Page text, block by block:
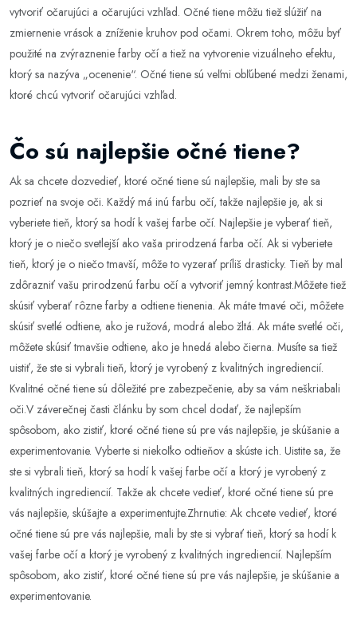
vytvoriť očarujúci a očarujúci vzhľad. Očné tiene môžu tiež slúžiť na
zmiernenie vrások a zníženie kruhov pod očami. Okrem toho, môžu byť
použité na zvýraznenie farby očí a tiež na vytvorenie vizuálneho efektu,
ktorý sa nazýva „ocenenie“. Očné tiene sú veľmi obľúbené medzi ženami,
ktoré chcú vytvoriť očarujúci vzhľad.
Čo sú najlepšie očné tiene?
Ak sa chcete dozvedieť, ktoré očné tiene sú najlepšie, mali by ste sa
pozrieť na svoje oči. Každý má inú farbu očí, takže najlepšie je, ak si
vyberiete tieň, ktorý sa hodí k vašej farbe očí. Najlepšie je vyberať tieň,
ktorý je o niečo svetlejší ako vaša prirodzená farba očí. Ak si vyberiete
tieň, ktorý je o niečo tmavší, môže to vyzerať príliš drasticky. Tieň by mal
zdôrazniť vašu prirodzenú farbu očí a vytvoriť jemný kontrast.Môžete tiež
skúsiť vyberať rôzne farby a odtiene tienenia. Ak máte tmavé oči, môžete
skúsiť svetlé odtiene, ako je ružová, modrá alebo žltá. Ak máte svetlé oči,
môžete skúsiť tmavšie odtiene, ako je hnedá alebo čierna. Musíte sa tiež
uistiť, že ste si vybrali tieň, ktorý je vyrobený z kvalitných ingrediencií.
Kvalitné očné tiene sú dôležité pre zabezpečenie, aby sa vám neškriabali
oči.V záverečnej časti článku by som chcel dodať, že najlepším
spôsobom, ako zistiť, ktoré očné tiene sú pre vás najlepšie, je skúšanie a
experimentovanie. Vyberte si niekoľko odtieňov a skúste ich. Uistite sa, že
ste si vybrali tieň, ktorý sa hodí k vašej farbe očí a ktorý je vyrobený z
kvalitných ingrediencií. Takže ak chcete vedieť, ktoré očné tiene sú pre
vás najlepšie, skúšajte a experimentujte.Zhrnutie: Ak chcete vedieť, ktoré
očné tiene sú pre vás najlepšie, mali by ste si vybrať tieň, ktorý sa hodí k
vašej farbe očí a ktorý je vyrobený z kvalitných ingrediencií. Najlepším
spôsobom, ako zistiť, ktoré očné tiene sú pre vás najlepšie, je skúšanie a
experimentovanie.